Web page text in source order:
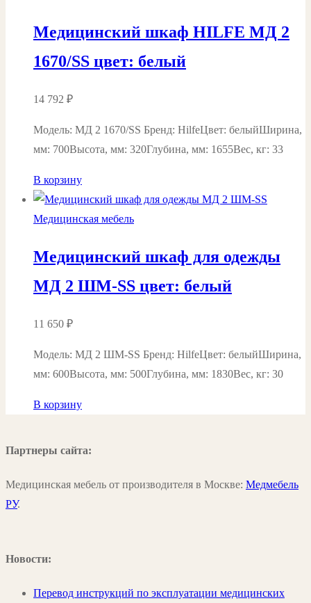
Медицинский шкаф HILFE МД 2
1670/SS цвет: белый
14 792 ₽
Модель: MД 2 1670/SS Бренд: HilfeЦвет: белыйШирина,
мм: 700Высота, мм: 320Глубина, мм: 1655Вес, кг: 33
В корзину
Медицинская мебель
Медицинский шкаф для одежды
МД 2 ШМ-SS цвет: белый
11 650 ₽
Модель: МД 2 ШМ-SS Бренд: HilfeЦвет: белыйШирина,
мм: 600Высота, мм: 500Глубина, мм: 1830Вес, кг: 30
В корзину
Партнеры сайта:
Медицинская мебель от производителя в Москве: Медмебель
РУ.
Новости:
Перевод инструкций по эксплуатации медицинских